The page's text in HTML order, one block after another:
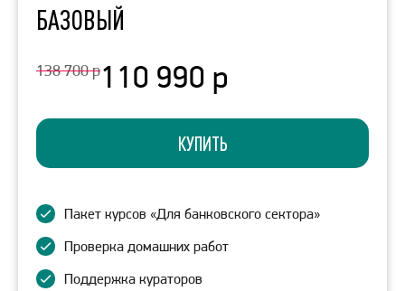
БАЗОВЫЙ
138 700 р110 990 р
КУПИТЬ
Пакет курсов «Для банковского сектора»
Проверка домашних работ
Поддержка кураторов